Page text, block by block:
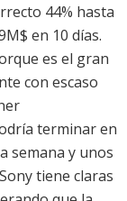
44% hasta
en 10 días.
es el gran
con escaso
terminar en
semana y unos
tiene claras